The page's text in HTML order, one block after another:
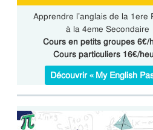
Apprendre l’anglais de la 1ere
à la 4eme Secondaire
Cours en petits groupes 6€/
Cours particuliers 16€/
Découvrir « My English